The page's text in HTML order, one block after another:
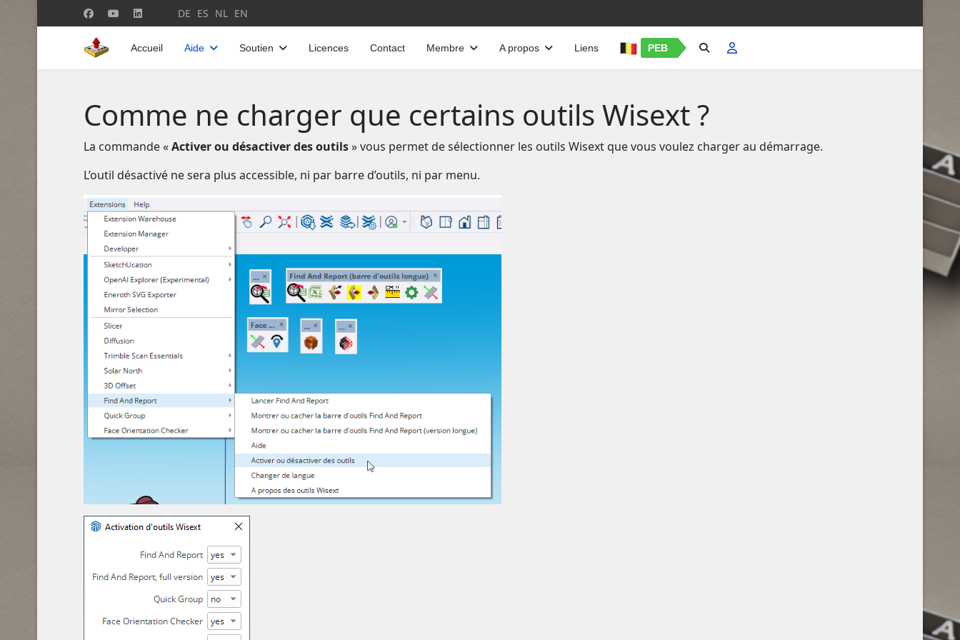
Sélectionnez votre langue
DE ES NL EN
Accueil Aide Soutien Licences Contact Membre A propos Liens PEB
Comme ne charger que certains outils Wisext ?
La commande «Activer ou désactiver des outils» vous permet de sélectionner les outils Wisext que vous voulez charger au démarrage.
L’outil désactivé ne sera plus accessible, ni par barre d’outils, ni par menu.